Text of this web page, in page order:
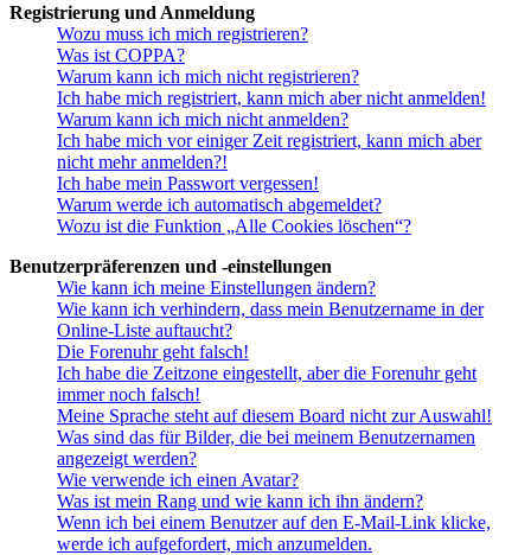
Registrierung und Anmeldung
Wozu muss ich mich registrieren?
Was ist COPPA?
Warum kann ich mich nicht registrieren?
Ich habe mich registriert, kann mich aber nicht anmelden!
Warum kann ich mich nicht anmelden?
Ich habe mich vor einiger Zeit registriert, kann mich aber
nicht mehr anmelden?!
Ich habe mein Passwort vergessen!
Warum werde ich automatisch abgemeldet?
Wozu ist die Funktion „Alle Cookies löschen“?
Benutzerpräferenzen und -einstellungen
Wie kann ich meine Einstellungen ändern?
Wie kann ich verhindern, dass mein Benutzername in der
Online-Liste auftaucht?
Die Forenuhr geht falsch!
Ich habe die Zeitzone eingestellt, aber die Forenuhr geht
immer noch falsch!
Meine Sprache steht auf diesem Board nicht zur Auswahl!
Was sind das für Bilder, die bei meinem Benutzernamen
angezeigt werden?
Wie verwende ich einen Avatar?
Was ist mein Rang und wie kann ich ihn ändern?
Wenn ich bei einem Benutzer auf den E-Mail-Link klicke,
werde ich aufgefordert, mich anzumelden.